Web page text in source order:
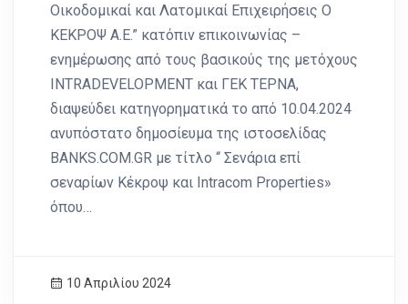
Οικοδομικαί και Λατομικαί Επιχειρήσεις Ο
ΚΕΚΡΟΨ Α.Ε.” κατόπιν επικοινωνίας –
ενημέρωσης από τους βασικούς της μετόχους
INTRADEVELOPMENT και ΓΕΚ ΤΕΡΝΑ,
διαψεύδει κατηγορηματικά το από 10.04.2024
ανυπόστατο δημοσίευμα της ιστοσελίδας
BANKS.COM.GR με τίτλο “ Σενάρια επί
σεναρίων Κέκροψ και Intracom Properties»
όπου…
10 Απριλίου 2024